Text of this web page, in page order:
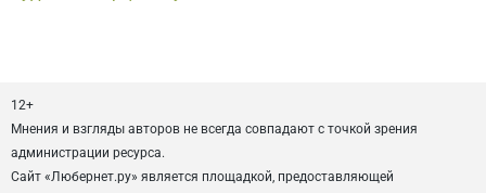
12+
Мнения и взгляды авторов не всегда совпадают с точкой зрения
администрации ресурса.
Сайт «Любернет.ру» является площадкой, предоставляющей